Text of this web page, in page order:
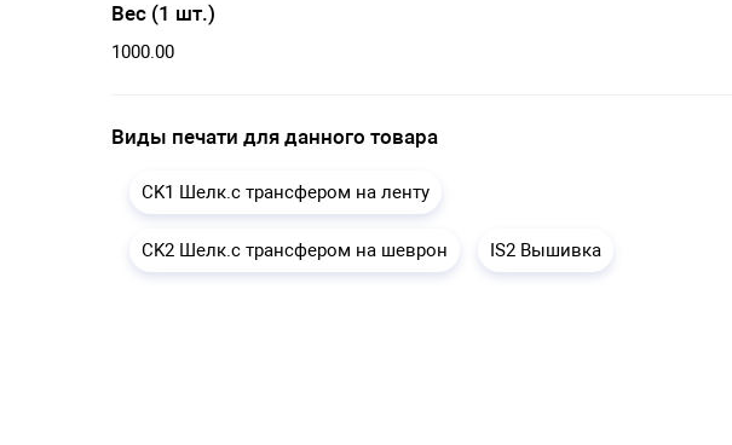
Вес (1 шт.)
1000.00
Виды печати для данного товара
CK1 Шелк.с трансфером на ленту
CK2 Шелк.с трансфером на шеврон IS2 Вышивка